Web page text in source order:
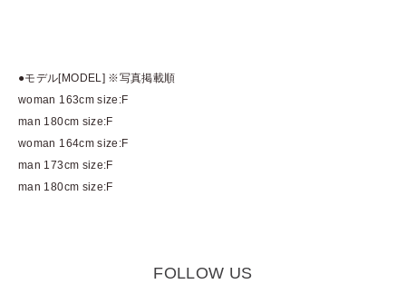
●モデル[MODEL] ※写真掲載順
woman 163cm size:F
man 180cm size:F
woman 164cm size:F
man 173cm size:F
man 180cm size:F
FOLLOW US